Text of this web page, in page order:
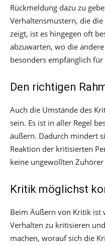
Rückmeldung dazu zu
Verhaltensmustern, die
zeigt, ist es hingegen oft
abzuwarten, wo die
besonders empfänglich für
Den richtigen
Auch die Umstände des
sein. Es ist in aller Regel
äußern. Dadurch mindert
Reaktion der kritisierten
keine ungewollten Zuhörer
Kritik möglichst
Beim Äußern von Kritik ist
Verhalten zu kritisieren
machen, worauf sich die